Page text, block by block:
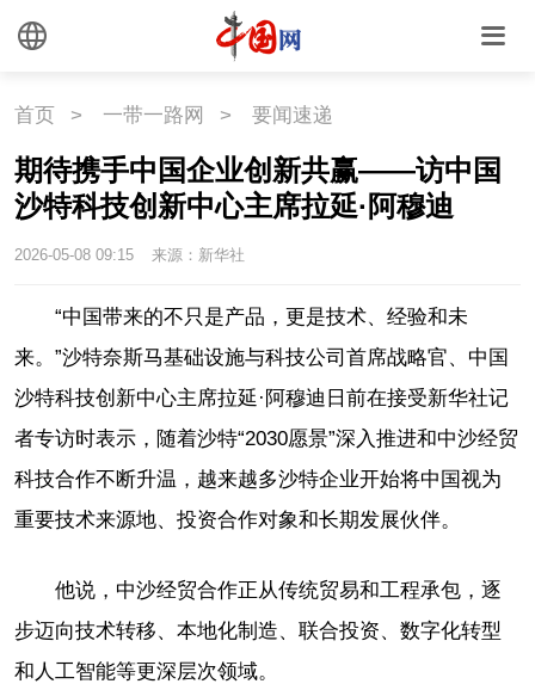
首页 > 一带一路网 > 要闻速递
期待携手中国企业创新共赢——访中国
沙特科技创新中心主席拉延·阿穆迪
2026-05-08 09:15 来源：新华社
“中国带来的不只是产品，更是技术、经验和未
来。”沙特奈斯马基础设施与科技公司首席战略官、中国
沙特科技创新中心主席拉延·阿穆迪日前在接受新华社记
者专访时表示，随着沙特“2030愿景”深入推进和中沙经贸
科技合作不断升温，越来越多沙特企业开始将中国视为
重要技术来源地、投资合作对象和长期发展伙伴。
他说，中沙经贸合作正从传统贸易和工程承包，逐
步迈向技术转移、本地化制造、联合投资、数字化转型
和人工智能等更深层次领域。